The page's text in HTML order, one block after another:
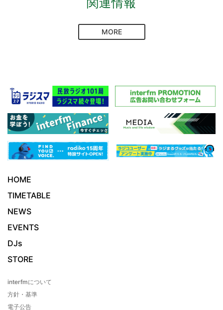
MORE
HOME
TIMETABLE
NEWS
EVENTS
DJs
STORE
interfmについて
方針・基準
電子公告